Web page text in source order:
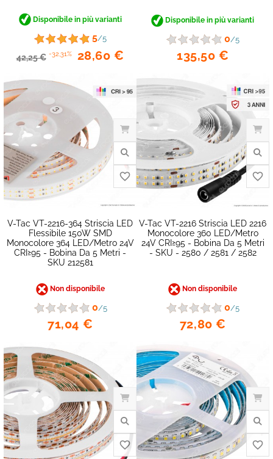
Disponibile in più varianti
5/5
42,25 € -32,31% 28,60 €
Disponibile in più varianti
0/5
135,50 €
V-Tac VT-2216-364 Striscia LED
Flessibile 150W SMD
Monocolore 364 LED/metro 24V
CRI≥95 - Bobina Da 5 Metri -
SKU 212581
Non disponibile
0/5
71,04 €
V-Tac VT-2216 Striscia LED 2216
Monocolore 360 LED/metro
24V CRI≥95 - Bobina Da 5 Metri
- SKU - 2580 / 2581 / 2582
Non disponibile
0/5
72,80 €